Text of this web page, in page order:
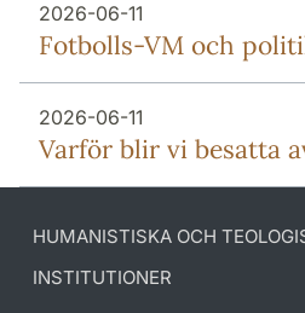
2026-06-11
Fotbolls-VM och
2026-06-11
Varför blir vi besatta
HUMANISTISKA OCH
INSTITUTIONER